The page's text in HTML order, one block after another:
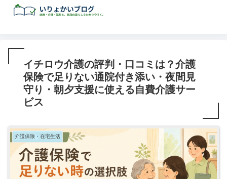
イチロウ介護の評判・口コミは？介護
保険で足りない通院付き添い・夜間見
守り・朝夕支援に使える自費介護サー
ビス
介護保険・在宅生活